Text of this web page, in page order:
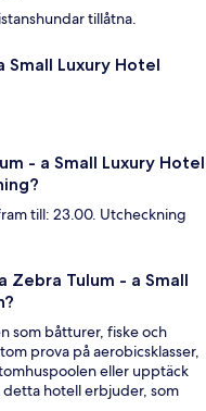
tillåtna.
Small Luxury Hotel
- a Small Luxury Hotel
till: 23.00. Utcheckning
Zebra Tulum - a Small
som båtturer, fiske och
prova på aerobicsklasser,
eller upptäck
hotell erbjuder, som